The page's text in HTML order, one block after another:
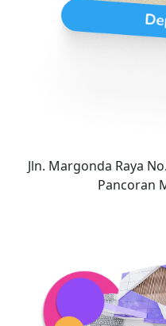
Jln. Margonda Raya
Pancoran